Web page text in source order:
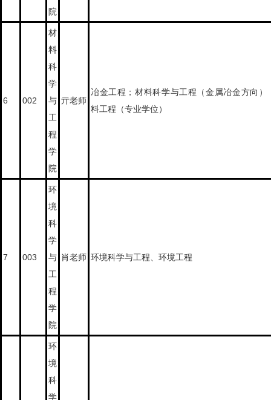
院
6 002
材
料
科
学
与
工
程
学
院
亓老师
冶金工程；材料科学与工程（金属冶金方向）
料工程（专业学位）
7 003
环
境
科
学
与
工
程
学
院
肖老师 环境科学与工程、环境工程
环
境
科
学